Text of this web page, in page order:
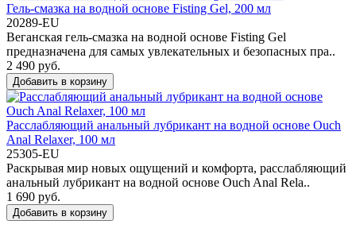
Гель-смазка на водной основе Fisting Gel, 200 мл
20289-EU
Веганская гель-смазка на водной основе Fisting Gel
предназначена для самых увлекательных и безопасных пра..
2 490 руб.
Добавить в корзину
Расслабляющий анальный лубрикант на водной основе Ouch
Anal Relaxer, 100 мл
25305-EU
Раскрывая мир новых ощущений и комфорта, расслабляющий
анальный лубрикант на водной основе Ouch Anal Rela..
1 690 руб.
Добавить в корзину